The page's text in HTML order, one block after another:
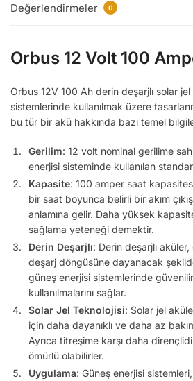
Değerlendirmeler 0
Orbus 12 Volt 100
Orbus 12V 100 Ah derin deşarjlı solar
sistemlerinde kullanılmak üzere
bu tür bir akü hakkında bazı temel
Gerilim: 12 volt nominal gerilime
enerjisi sisteminde kullanılan
Kapasite: 100 amper saat
bir saat boyunca belirli bir akım
anlamına gelir. Daha yüksek
sağlama yeteneği demektir.
Derin Deşarjlı: Derin deşarjlı
deşarj döngüsüne dayanacak
güneş enerjisi sistemlerinde
kullanılmalarını sağlar.
Solar Jel Teknolojisi: Solar jel
için daha dayanıklı ve daha az
Ayrıca titreşime karşı daha
ömürlü olabilirler.
Uygulama: Güneş enerjisi